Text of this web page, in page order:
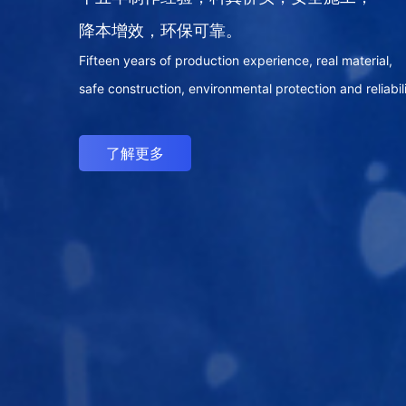
在品牌搭建和传播的道路上为您